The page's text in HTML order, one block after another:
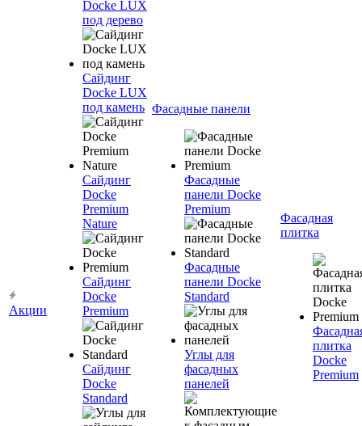
Акции
Docke LUX
под дерево
Сайдинг
Docke LUX
под камень
Сайдинг
Docke
Premium
Nature
Сайдинг
Docke
Premium
Сайдинг
Docke
Standard
Фасадные панели
Фасадные
панели Docke
Premium
Фасадные
панели Docke
Standard
Углы для
фасадных
панелей
Фасадная
плитка
плитка
Docke
Premium